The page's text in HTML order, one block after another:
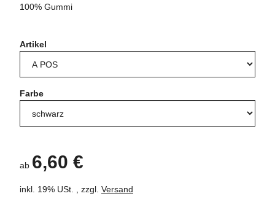
100% Gummi
Artikel
Farbe
ab 6,60 €
inkl. 19% USt. , zzgl. Versand